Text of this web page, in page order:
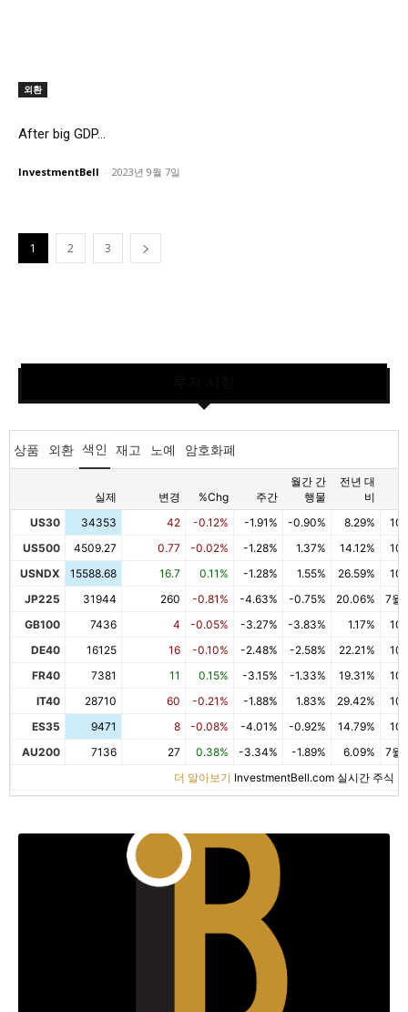
외환
After big GDP...
InvestmentBell - 2023년 9월 7일
1 2 3
상품 외환 색인 재고 노예 암호화폐
실제 변경 %Chg 주간
월간 간
행물
전년 대
비
US30
34353 42 -0.12% -1.91% -0.90% 8.29%
US500
4509.27 0.77 -0.02% -1.28% 1.37% 14.12%
USNDX
15588.68 16.7 0.11% -1.28% 1.55% 26.59%
JP225
31944 260 -0.81% -4.63% -0.75% 20.06%
7월
GB100
7436 4 -0.05% -3.27% -3.83% 1.17%
DE40
16125 16 -0.10% -2.48% -2.58% 22.21%
FR40
7381 11 0.15% -3.15% -1.33% 19.31%
IT40
28710 60 -0.21% -1.88% 1.83% 29.42%
ES35
9471 8 -0.08% -4.01% -0.92% 14.79%
AU200
7136 27 0.38% -3.34% -1.89% 6.09%
7월
더 알아보기 InvestmentBell.com 실시간 주식